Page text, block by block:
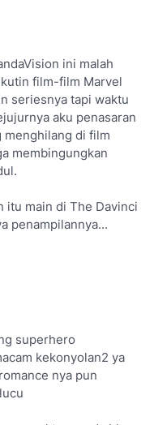
ini malah
film-film Marvel
seriesnya tapi waktu
aku penasaran
menghilang di film
membingungkan
itu main di The Davinci
penampilannya...
superhero
kekonyolan2 ya
nya pun